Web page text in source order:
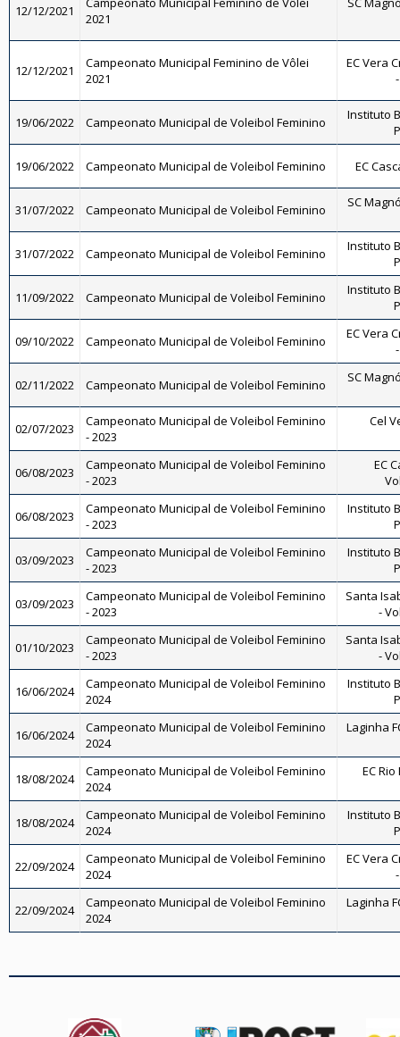
12/12/2021
2021
12/12/2021
Campeonato Municipal Feminino de Vôlei
2021
EC Vera
19/06/2022 Campeonato Municipal de Voleibol Feminino
Instituto
19/06/2022 Campeonato Municipal de Voleibol Feminino EC
31/07/2022 Campeonato Municipal de Voleibol Feminino SC
31/07/2022 Campeonato Municipal de Voleibol Feminino
Instituto
11/09/2022 Campeonato Municipal de Voleibol Feminino
Instituto
09/10/2022 Campeonato Municipal de Voleibol Feminino
EC Vera
02/11/2022 Campeonato Municipal de Voleibol Feminino SC
02/07/2023
Campeonato Municipal de Voleibol Feminino
- 2023
Cel
06/08/2023
Campeonato Municipal de Voleibol Feminino
- 2023
EC
06/08/2023
Campeonato Municipal de Voleibol Feminino
- 2023
Instituto
03/09/2023
Campeonato Municipal de Voleibol Feminino
- 2023
Instituto
03/09/2023
Campeonato Municipal de Voleibol Feminino
- 2023
Santa
-
01/10/2023
Campeonato Municipal de Voleibol Feminino
- 2023
Santa
-
16/06/2024
Campeonato Municipal de Voleibol Feminino
2024
Instituto
16/06/2024
Campeonato Municipal de Voleibol Feminino
2024
Laginha
18/08/2024
Campeonato Municipal de Voleibol Feminino
2024
EC
18/08/2024
Campeonato Municipal de Voleibol Feminino
2024
Instituto
22/09/2024
Campeonato Municipal de Voleibol Feminino
2024
EC Vera
22/09/2024
Campeonato Municipal de Voleibol Feminino
2024
Laginha